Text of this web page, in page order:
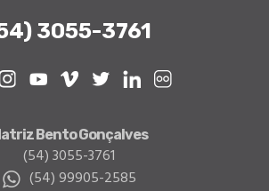
3055-3761
Instagram Youtube Vimeo Twitter Linkedin
Bento Gonçalves
(54) 3055-3761
(54) 99905-2585